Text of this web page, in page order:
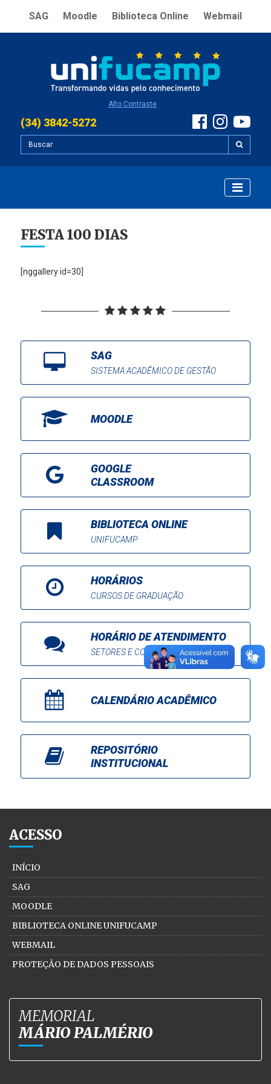
SAG Moodle Biblioteca Online Webmail
Alto Contraste
(34) 3842-5272
FESTA 100 DIAS
[nggallery id=30]
SAG
SISTEMA ACADÊMICO DE GESTÃO
MOODLE
GOOGLE
CLASSROOM
BIBLIOTECA ONLINE
UNIFUCAMP
HORÁRIOS
CURSOS DE GRADUAÇÃO
HORÁRIO DE ATENDIMENTO
SETORES E COORDENAÇÕES
CALENDÁRIO ACADÊMICO
REPOSITÓRIO
INSTITUCIONAL
ACESSO
INÍCIO
SAG
MOODLE
BIBLIOTECA ONLINE UNIFUCAMP
WEBMAIL
PROTEÇÃO DE DADOS PESSOAIS
MEMORIAL
MÁRIO PALMÉRIO